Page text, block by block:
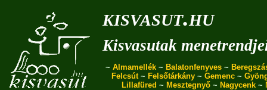
kisvasut.hu
Kisvasutak
~ Almamellék ~ Balatonfenyves ~
Felcsút~ Felsőtárkány ~ Gemenc ~
Lillafüred ~ Mesztegnyő~ Nagycenk~